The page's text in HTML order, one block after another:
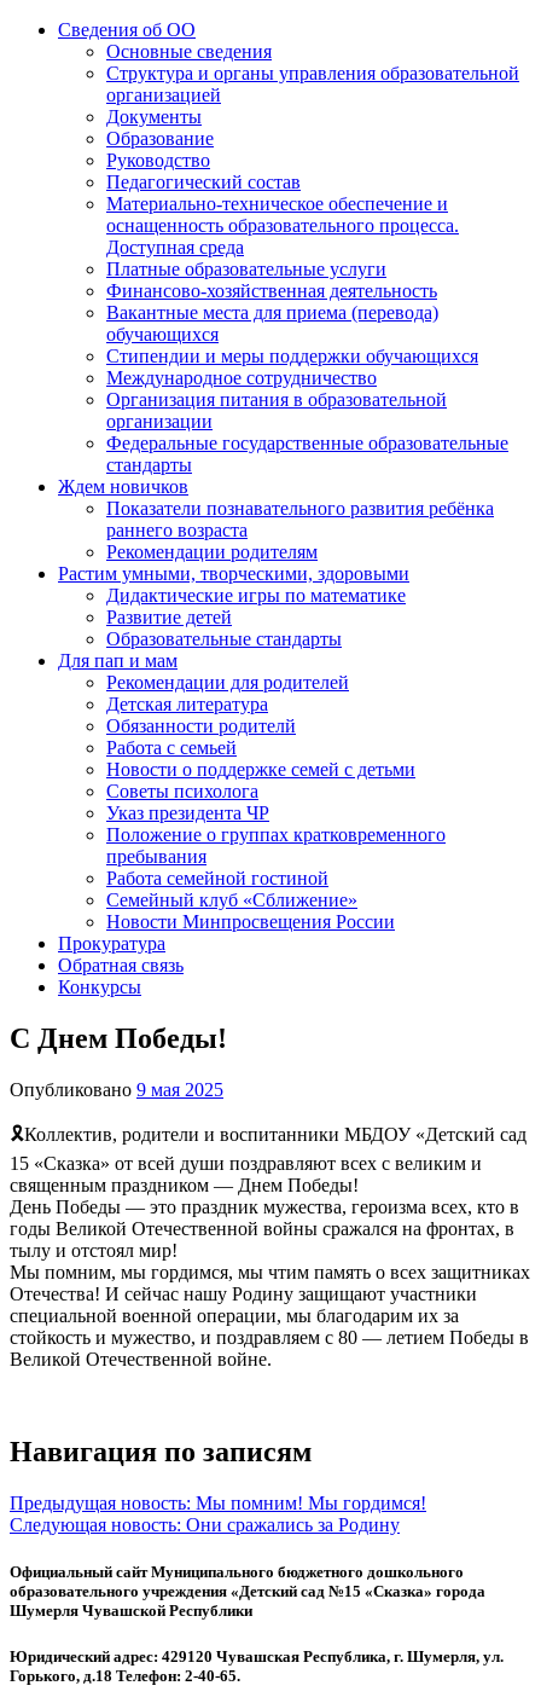
Сведения об ОО
Основные сведения
Структура и органы управления образовательной
организацией
Документы
Образование
Руководство
Педагогический состав
Материально-техническое обеспечение и
оснащенность образовательного процесса.
Доступная среда
Платные образовательные услуги
Финансово-хозяйственная деятельность
Вакантные места для приема (перевода)
обучающихся
Стипендии и меры поддержки обучающихся
Международное сотрудничество
Организация питания в образовательной
организации
Федеральные государственные образовательные
стандарты
Ждем новичков
Показатели познавательного развития ребёнка
раннего возраста
Рекомендации родителям
Растим умными, творческими, здоровыми
Дидактические игры по математике
Развитие детей
Образовательные стандарты
Для пап и мам
Рекомендации для родителей
Детская литература
Обязанности родителй
Работа с семьей
Новости о поддержке семей с детьми
Советы психолога
Указ президента ЧР
Положение о группах кратковременного
пребывания
Работа семейной гостиной
Семейный клуб «Сближение»
Новости Минпросвещения России
Прокуратура
Обратная связь
Конкурсы
C Днем Победы!
Опубликовано 9 мая 2025
🎗Коллектив, родители и воспитанники МБДОУ «Детский сад
15 «Сказка» от всей души поздравляют всех с великим и
священным праздником — Днем Победы!
День Победы — это праздник мужества, героизма всех, кто в
годы Великой Отечественной войны сражался на фронтах, в
тылу и отстоял мир!
Мы помним, мы гордимся, мы чтим память о всех защитниках
Отечества! И сейчас нашу Родину защищают участники
специальной военной операции, мы благодарим их за
стойкость и мужество, и поздравляем с 80 — летием Победы в
Великой Отечественной войне.
Навигация по записям
Предыдущая новость: Мы помним! Мы гордимся!
Следующая новость: Они сражались за Родину
Официальный сайт Муниципального бюджетного дошкольного
образовательного учреждения «Детский сад №15 «Сказка» города
Шумерля Чувашской Республики
Юридический адрес: 429120 Чувашская Республика, г. Шумерля, ул.
Горького, д.18 Телефон: 2-40-65.